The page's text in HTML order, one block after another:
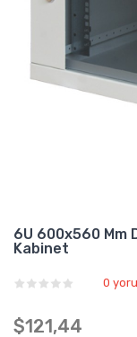
6U 600x560 Mm
Kabinet
0
$121,44